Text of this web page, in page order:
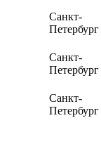
Санкт-
Петербург
Санкт-
Петербург
Санкт-
Петербург